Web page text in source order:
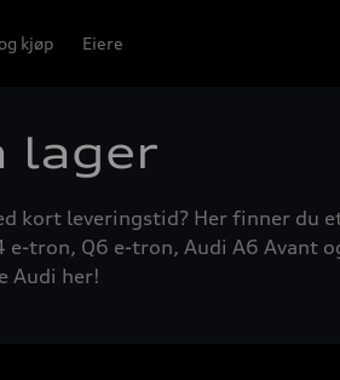
kjøp Eiere
lager
kort leveringstid? Her finner
tron, Q6 e-tron, Audi A6
Audi her!